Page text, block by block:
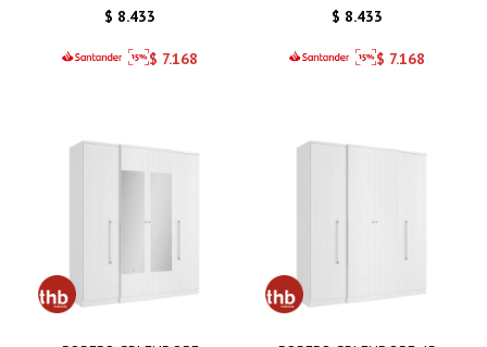
$ 8.433
$ 7.168
$ 8.433
$ 7.168